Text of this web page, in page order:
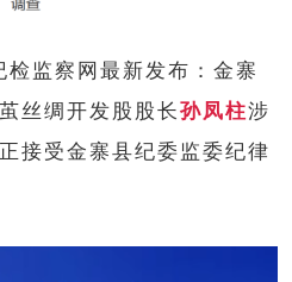
检监察网最新发布： 金寨
丝绸开发股股长孙凤柱涉
接受金寨县纪委监委纪律